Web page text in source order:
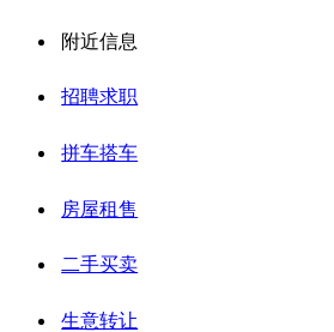
附近信息
招聘求职
拼车搭车
房屋租售
二手买卖
生意转让